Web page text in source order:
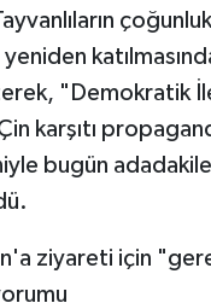
"Demokratik
karşıtı
bugün
ziyareti için